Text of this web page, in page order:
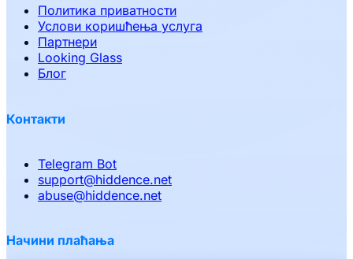
Политика приватности
Услови коришћења услуга
Партнери
Looking Glass
Блог
Контакти
Telegram Bot
support@hiddence.net
abuse@hiddence.net
Начини плаћања